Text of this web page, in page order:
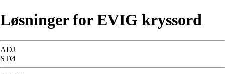
Løsninger for EVIG kryssord
ADJ
STØ